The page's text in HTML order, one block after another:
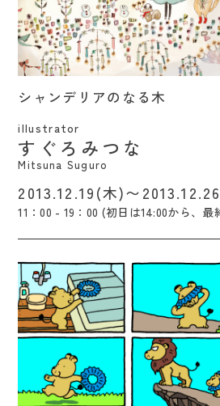
シャンデリアのなる木
illustrator
すぐろみつな
Mitsuna Suguro
2013.12.19(木)〜
11：00 - 19：00 (初日は14:00から、最